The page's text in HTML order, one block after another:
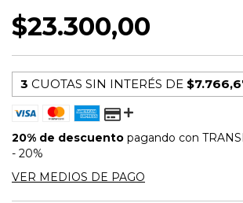
$23.300,00
3 CUOTAS SIN INTERÉS DE
20% de descuento pagando con
- 20%
VER MEDIOS DE PAGO